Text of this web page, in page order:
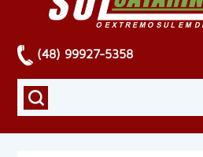
(48) 99927-5358